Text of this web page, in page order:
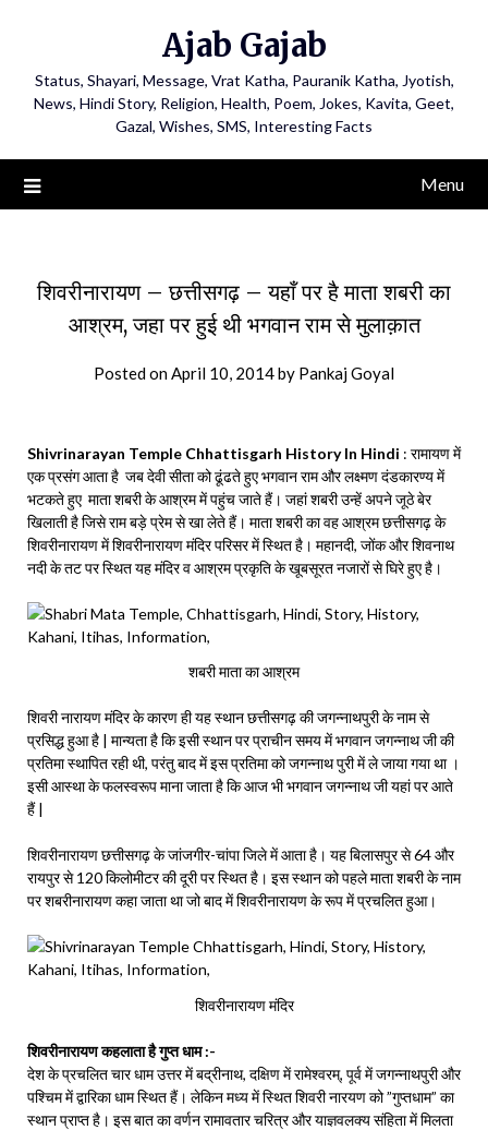
Ajab Gajab
Status, Shayari, Message, Vrat Katha, Pauranik Katha, Jyotish,
News, Hindi Story, Religion, Health, Poem, Jokes, Kavita, Geet,
Gazal, Wishes, SMS, Interesting Facts
Menu
शिवरीनारायण – छत्तीसगढ़ – यहाँ पर है माता शबरी का
आश्रम, जहा पर हुई थी भगवान राम से मुलाक़ात
Posted onApril 10, 2014by Pankaj Goyal
Shivrinarayan Temple Chhattisgarh History In Hindi : रामायण में
एक प्रसंग आता है जब देवी सीता को ढूंढते हुए भगवान राम और लक्ष्मण दंडकारण्य में
भटकते हुए माता शबरी के आश्रम में पहुंच जाते हैं। जहां शबरी उन्हें अपने जूठे बेर
खिलाती है जिसे राम बड़े प्रेम से खा लेते हैं। माता शबरी का वह आश्रम छत्तीसगढ़ के
शिवरीनारायण में शिवरीनारायण मंदिर परिसर में स्थित है। महानदी, जोंक और शिवनाथ
नदी के तट पर स्थित यह मंदिर व आश्रम प्रकृति के खूबसूरत नजारों से घिरे हुए है।
शबरी माता का आश्रम
शिवरी नारायण मंदिर के कारण ही यह स्थान छत्तीसगढ़ की जगन्नाथपुरी के नाम से
प्रसिद्ध हुआ है | मान्यता है कि इसी स्थान पर प्राचीन समय में भगवान जगन्नाथ जी की
प्रतिमा स्थापित रही थी, परंतु बाद में इस प्रतिमा को जगन्नाथ पुरी में ले जाया गया था ।
इसी आस्था के फलस्वरूप माना जाता है कि आज भी भगवान जगन्नाथ जी यहां पर आते
हैं |
शिवरीनारायण छत्तीसगढ़ के जांजगीर-चांपा जिले में आता है। यह बिलासपुर से 64 और
रायपुर से 120 किलोमीटर की दूरी पर स्थित है। इस स्थान को पहले माता शबरी के नाम
पर शबरीनारायण कहा जाता था जो बाद में शिवरीनारायण के रूप में प्रचलित हुआ।
शिवरीनारायण मंदिर
शिवरीनारायण कहलाता है गुप्त धाम :-
देश के प्रचलित चार धाम उत्तर में बद्रीनाथ, दक्षिण में रामेश्वरम्, पूर्व में जगन्नाथपुरी और
पश्चिम में द्वारिका धाम स्थित हैं। लेकिन मध्य में स्थित शिवरी नारयण को ”गुप्तधाम” का
स्थान प्राप्त है। इस बात का वर्णन रामावतार चरित्र और याज्ञवलक्य संहिता में मिलता